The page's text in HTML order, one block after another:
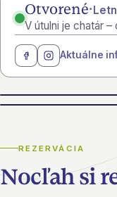
Otvorené·
V útulni je chatár
Aktuálne
REZERVÁCIA
Nocľah si